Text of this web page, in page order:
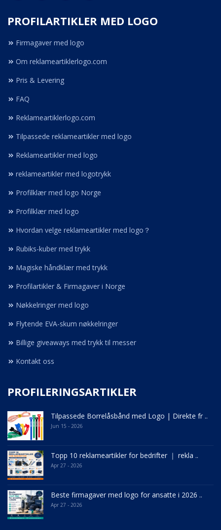
PROFILARTIKLER MED LOGO
Firmagaver med logo
Om reklameartiklerlogo.com
Pris & Levering
FAQ
Reklameartiklerlogo.com
Tilpassede reklameartikler med logo
Reklameartikler med logo
reklameartikler med logotrykk
Profilklær med logo Norge
Profilklær med logo
Hvordan velge reklameartikler med logo？
Rubiks-kuber med trykk
Magiske håndklær med trykk
Profilartikler & Firmagaver i Norge
Nøkkelringer med logo
Flytende EVA-skum nøkkelringer
Billige giveaways med trykk til messer
Kontakt oss
PROFILERINGSARTIKLER
Tilpassede Borrelåsbånd med Logo | Direkte fr ..
Jun 15 - 2026
Topp 10 reklameartikler for bedrifter ｜ rekla ..
Apr 27 - 2026
Beste firmagaver med logo for ansatte i 2026 ..
Apr 27 - 2026